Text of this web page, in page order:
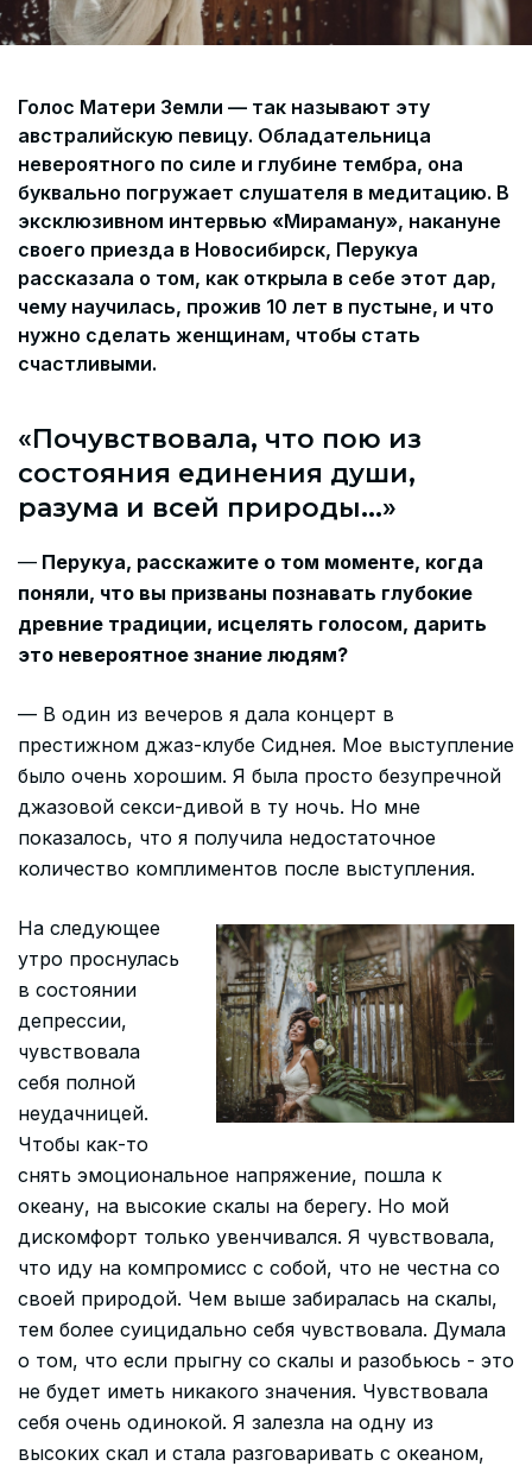
Голос Матери Земли — так называют эту
австралийскую певицу. Обладательница
невероятного по силе и глубине тембра, она
буквально погружает слушателя в медитацию. В
эксклюзивном интервью «Мираману», накануне
своего приезда в Новосибирск, Перукуа
рассказала о том, как открыла в себе этот дар,
чему научилась, прожив 10 лет в пустыне, и что
нужно сделать женщинам, чтобы стать
счастливыми.
«Почувствовала, что пою из
состояния единения души,
разума и всей природы...»
— Перукуа, расскажите о том моменте, когда
поняли, что вы призваны познавать глубокие
древние традиции, исцелять голосом, дарить
это невероятное знание людям?
— В один из вечеров я дала концерт в
престижном джаз-клубе Сиднея. Мое выступление
было очень хорошим. Я была просто безупречной
джазовой секси-дивой в ту ночь. Но мне
показалось, что я получила недостаточное
количество комплиментов после выступления.
На следующее
утро проснулась
в состоянии
депрессии,
чувствовала
себя полной
неудачницей.
Чтобы как-то
снять эмоциональное напряжение, пошла к
океану, на высокие скалы на берегу. Но мой
дискомфорт только увенчивался. Я чувствовала,
что иду на компромисс с собой, что не честна со
своей природой. Чем выше забиралась на скалы,
тем более суицидально себя чувствовала. Думала
о том, что если прыгну со скалы и разобьюсь - это
не будет иметь никакого значения. Чувствовала
себя очень одинокой. Я залезла на одну из
высоких скал и стала разговаривать с океаном,
персональных данных